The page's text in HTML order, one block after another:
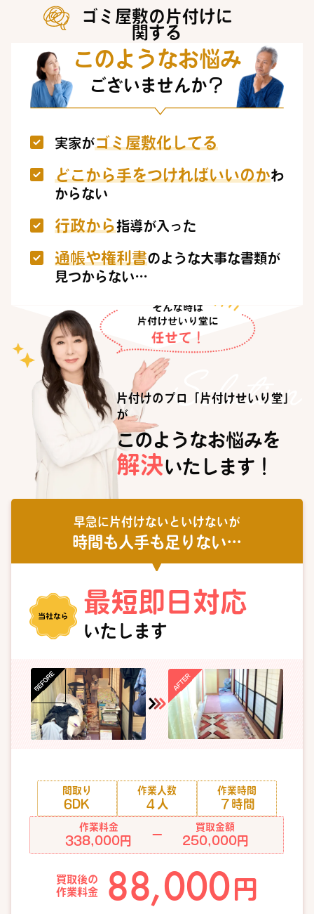
ゴミ屋敷の片付けに
関する
このようなお悩み
ございませんか？
実家がゴミ屋敷化してる
どこから手をつければいいのかわ
からない
行政から指導が入った
通帳や権利書のような大事な書類が
見つからない…
片付けのプロ「片付けせいり堂」
が
このようなお悩みを
解決いたします！
早急に片付けないといけないが
時間も人手も足りない…
最短即日対応
いたします
間取り
6DK
作業人数
４人
作業時間
７時間
作業料金
338,000円
ー
買取金額
250,000円
買取後の
作業料金
88,000 円